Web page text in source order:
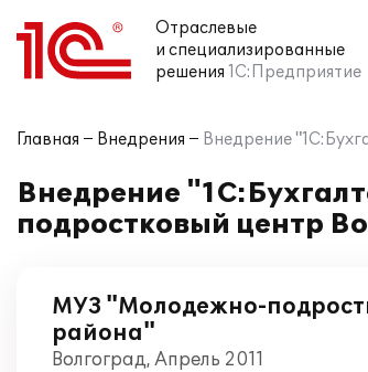
Отраслевые
и специализированные
решения 1С:Предприятие
Главная Внедрения Внедрение
Внедрение
подростковый центр
МУЗ "Молодежно-
района"
Волгоград, Апрель 2011